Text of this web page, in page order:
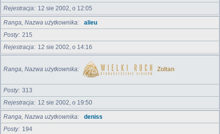
Rejestracja
12 sie 2002, o 12:05
Ranga, Nazwa użytkownika
alieu
Posty 215
Rejestracja
12 sie 2002, o 14:16
Ranga, Nazwa użytkownika Zoltan
Posty 313
Rejestracja
12 sie 2002, o 19:50
Ranga, Nazwa użytkownika
deniss
Posty
194